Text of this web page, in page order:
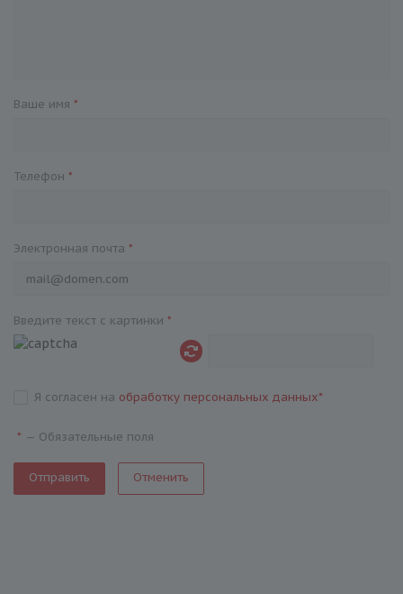
Ваше имя *
Телефон *
Электронная почта *
Введите текст с картинки *
Я согласен на обработку персональных данных*
* — Обязательные поля
Отменить